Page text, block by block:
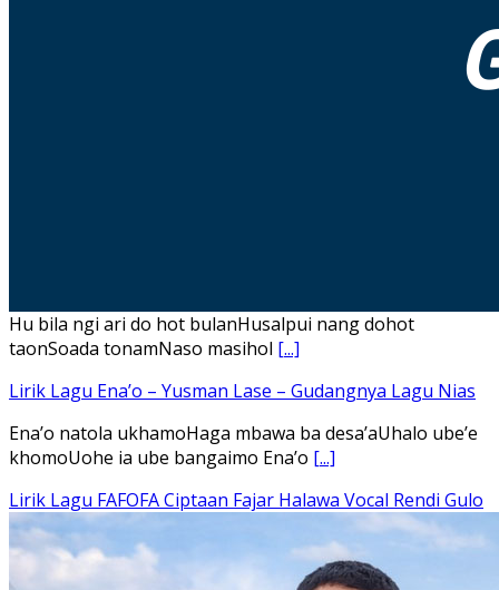
Hu bila ngi ari do hot bulanHusalpui nang dohot
taonSoada tonamNaso masihol [...]
Lirik Lagu Ena’o – Yusman Lase – Gudangnya Lagu Nias